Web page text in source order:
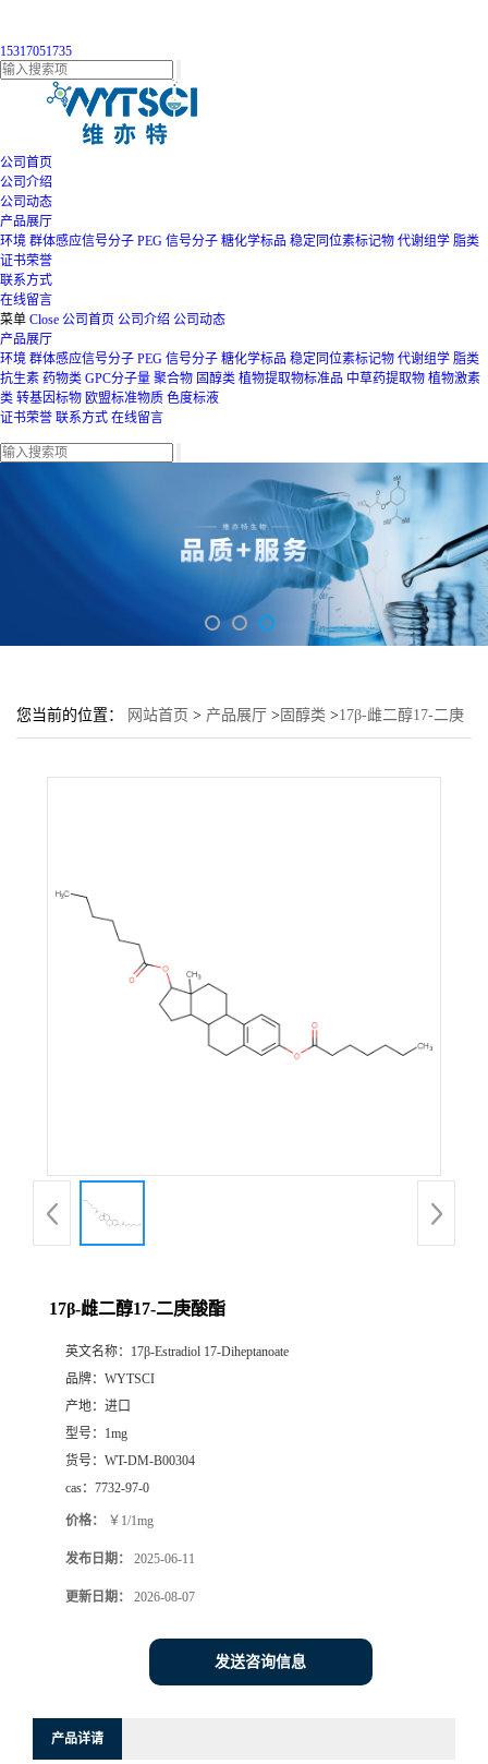
15317051735
公司首页
公司介绍
公司动态
产品展厅
环境 群体感应信号分子 PEG 信号分子 糖化学标品 稳定同位素标记物 代谢组学 脂类
证书荣誉
联系方式
在线留言
菜单 Close 公司首页 公司介绍 公司动态
产品展厅
环境 群体感应信号分子 PEG 信号分子 糖化学标品 稳定同位素标记物 代谢组学 脂类
抗生素 药物类 GPC分子量 聚合物 固醇类 植物提取物标准品 中草药提取物 植物激素
类 转基因标物 欧盟标准物质 色度标液
证书荣誉 联系方式 在线留言
您当前的位置： 网站首页 > 产品展厅 > 固醇类 >17β-雌二醇17-二庚
17β-雌二醇17-二庚酸酯
英文名称： 17β-Estradiol 17-Diheptanoate
品牌： WYTSCI
产地： 进口
型号： 1mg
货号： WT-DM-B00304
cas： 7732-97-0
价格： ￥1/1mg
发布日期： 2025-06-11
更新日期： 2026-08-07
发送咨询信息
产品详请